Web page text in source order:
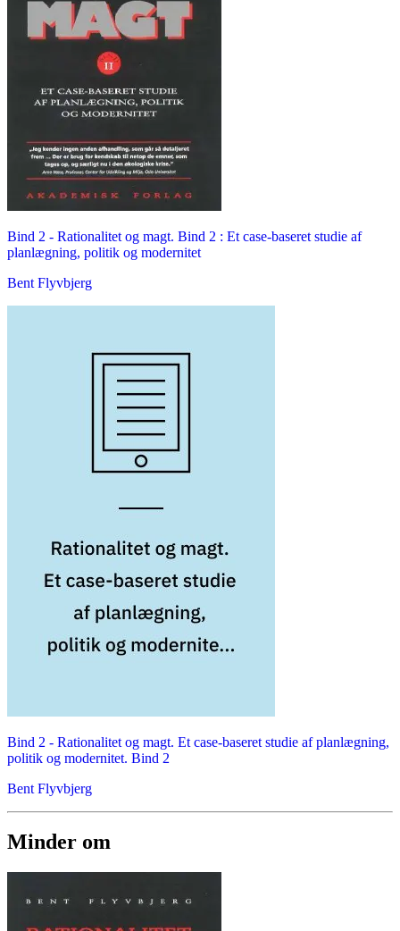
Bind 2 - Rationalitet og magt. Bind 2 : Et case-baseret studie af
planlægning, politik og modernitet
Bent Flyvbjerg
Bind 2 - Rationalitet og magt. Et case-baseret studie af planlægning,
politik og modernitet. Bind 2
Bent Flyvbjerg
Minder om